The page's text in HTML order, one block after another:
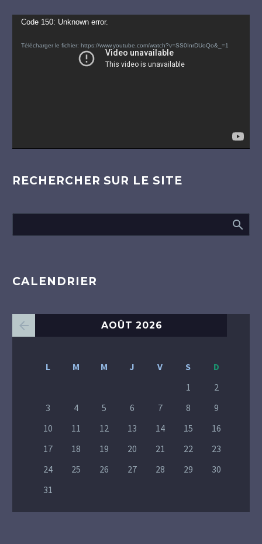
Lecteur
Code 150: Unknown error.
Télécharger le fichier: https://www.youtube.com/watch?v=SS0InrDUoQo&_=1
RECHERCHER SUR LE SITE
CALENDRIER
AOÛT 2026
L M M J V S
D
1
2
3
4 5 6 7 8
9
10
11 12 13 14 15
16
17
18 19 20 21 22
23
24
25 26 27 28 29
30
31